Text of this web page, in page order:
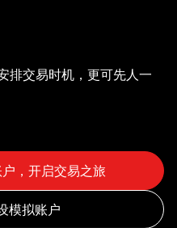
排交易时机，更可先人一